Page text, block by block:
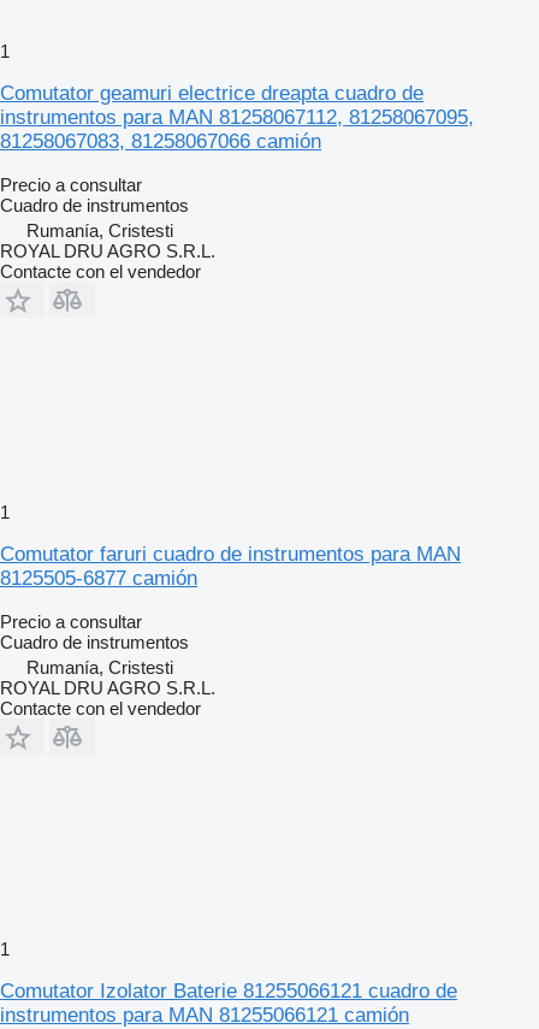
1
Comutator geamuri electrice dreapta cuadro de
instrumentos para MAN 81258067112, 81258067095,
81258067083, 81258067066 camión
Precio a consultar
Cuadro de instrumentos
Rumanía, Cristesti
ROYAL DRU AGRO S.R.L.
Contacte con el vendedor
1
Comutator faruri cuadro de instrumentos para MAN
8125505-6877 camión
Precio a consultar
Cuadro de instrumentos
Rumanía, Cristesti
ROYAL DRU AGRO S.R.L.
Contacte con el vendedor
1
Comutator Izolator Baterie 81255066121 cuadro de
instrumentos para MAN 81255066121 camión